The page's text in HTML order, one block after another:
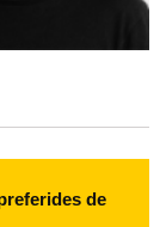
de